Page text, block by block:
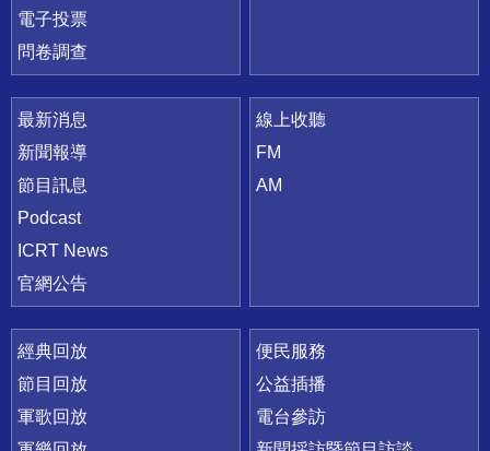
電子投票
問卷調查
最新消息
新聞報導
節目訊息
Podcast
ICRT News
官網公告
線上收聽
FM
AM
經典回放
節目回放
軍歌回放
便民服務
公益插播
電台參訪